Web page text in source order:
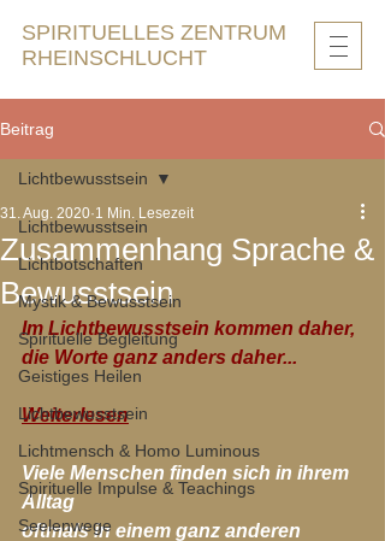
SPIRITUELLES ZENTRUM
RHEINSCHLUCHT
Beitrag
Lichtbewusstsein
Lichtbotschaften
Mystik & Bewusstsein
Spirituelle Begleitung
Geistiges Heilen
Lichtbewusstsein
Lichtmensch & Homo Luminous
Spirituelle Impulse & Teachings
Seelenwege
Lichtbewusstsein
Zusammenhang Sprache &
Bewusstsein
31. Aug. 2020 1 Min. Lesezeit
Im Lichtbewusstsein kommen daher,
die Worte ganz anders daher...
Weiterlesen
Viele Menschen finden sich in ihrem
Alltag
oftmals in einem ganz anderen